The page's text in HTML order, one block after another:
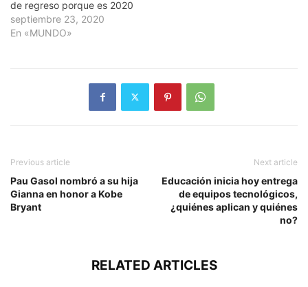
de regreso porque es 2020
septiembre 23, 2020
En «MUNDO»
Previous article
Pau Gasol nombró a su hija
Gianna en honor a Kobe
Bryant
Next article
Educación inicia hoy entrega
de equipos tecnológicos,
¿quiénes aplican y quiénes
no?
RELATED ARTICLES